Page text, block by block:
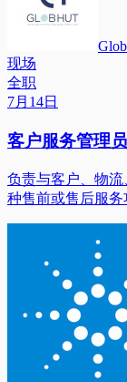
现场
全职
7月14日
客户服务管理员
负责与客户、物
种售前或售后服务